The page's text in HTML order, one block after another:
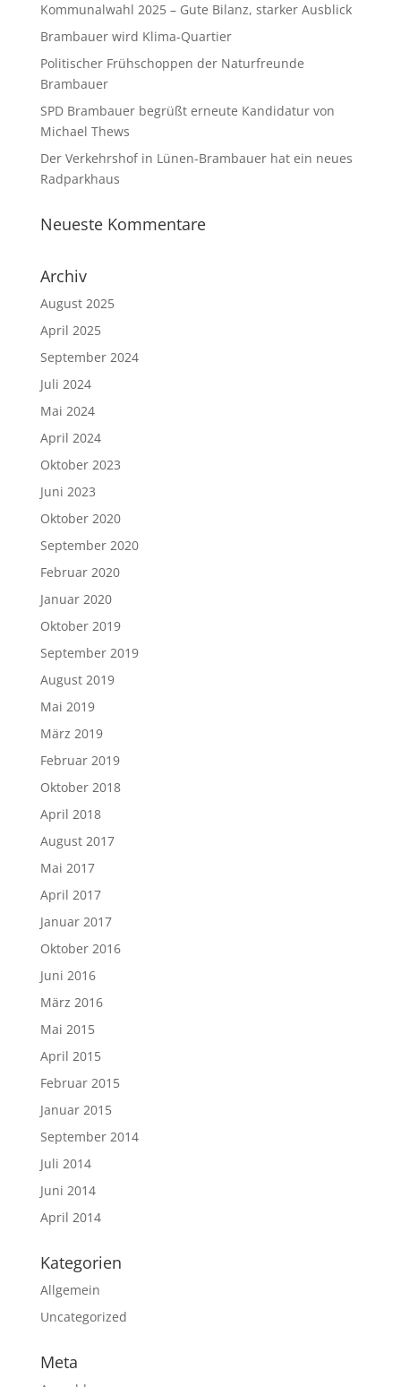
Kommunalwahl 2025 – Gute Bilanz, starker Ausblick
Brambauer wird Klima-Quartier
Politischer Frühschoppen der Naturfreunde
Brambauer
SPD Brambauer begrüßt erneute Kandidatur von
Michael Thews
Der Verkehrshof in Lünen-Brambauer hat ein neues
Radparkhaus
Neueste Kommentare
Archiv
August 2025
April 2025
September 2024
Juli 2024
Mai 2024
April 2024
Oktober 2023
Juni 2023
Oktober 2020
September 2020
Februar 2020
Januar 2020
Oktober 2019
September 2019
August 2019
Mai 2019
März 2019
Februar 2019
Oktober 2018
April 2018
August 2017
Mai 2017
April 2017
Januar 2017
Oktober 2016
Juni 2016
März 2016
Mai 2015
April 2015
Februar 2015
Januar 2015
September 2014
Juli 2014
Juni 2014
April 2014
Kategorien
Allgemein
Uncategorized
Meta